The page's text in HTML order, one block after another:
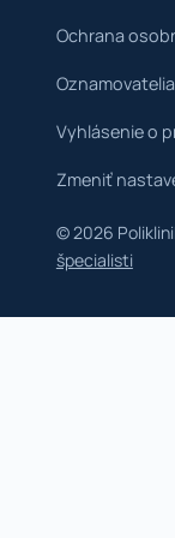
Ochrana
Vyhlásenie o
Zmeniť
© 2026
špecialisti